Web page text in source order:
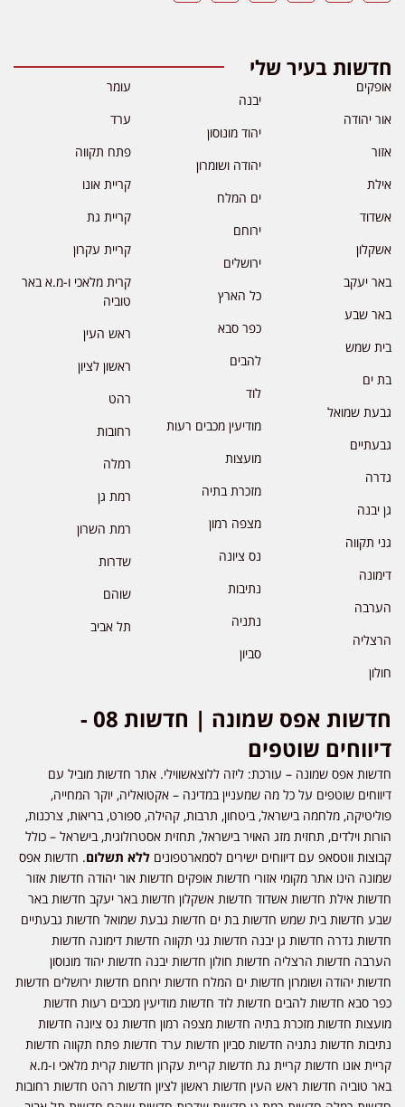
חדשות בעיר שלי
אופקים
אור יהודה
אזור
אילת
אשדוד
אשקלון
באר יעקב
באר שבע
בית שמש
בת ים
גבעת שמואל
גבעתיים
גדרה
גן יבנה
גני תקווה
דימונה
הערבה
הרצליה
חולון
יבנה
יהוד מונוסון
יהודה ושומרון
ים המלח
ירוחם
ירושלים
כל הארץ
כפר סבא
להבים
לוד
מודיעין מכבים רעות
מועצות
מזכרת בתיה
מצפה רמון
נס ציונה
נתיבות
נתניה
סביון
עומר
ערד
פתח תקווה
קריית אונו
קריית גת
קריית עקרון
קרית מלאכי ו-מ.א באר
טוביה
ראש העין
ראשון לציון
רהט
רחובות
רמלה
רמת גן
רמת השרון
שדרות
שוהם
תל אביב
חדשות אפס שמונה | חדשות 08 -
דיווחים שוטפים
חדשות אפס שמונה – עורכת: ליזה ללוצאשווילי. אתר חדשות מוביל עם
דיווחים שוטפים על כל מה שמעניין במדינה – אקטואליה, יוקר המחייה,
פוליטיקה, מלחמה בישראל, ביטחון, תרבות, קהילה, ספורט, בריאות, צרכנות,
הורות וילדים, תחזית מזג האויר בישראל, תחזית אסטרולוגית, בישראל – כולל
קבוצות ווטסאפ עם דיווחים ישירים לסמארטפונים ללא תשלום. חדשות אפס
שמונה הינו אתר מקומי אזורי חדשות אופקים חדשות אור יהודה חדשות אזור
חדשות אילת חדשות אשדוד חדשות אשקלון חדשות באר יעקב חדשות באר
שבע חדשות בית שמש חדשות בת ים חדשות גבעת שמואל חדשות גבעתיים
חדשות גדרה חדשות גן יבנה חדשות גני תקווה חדשות דימונה חדשות
הערבה חדשות הרצליה חדשות חולון חדשות יבנה חדשות יהוד מונוסון
חדשות יהודה ושומרון חדשות ים המלח חדשות ירוחם חדשות ירושלים חדשות
כפר סבא חדשות להבים חדשות לוד חדשות מודיעין מכבים רעות חדשות
מועצות חדשות מזכרת בתיה חדשות מצפה רמון חדשות נס ציונה חדשות
נתיבות חדשות נתניה חדשות סביון חדשות ערד חדשות פתח תקווה חדשות
קריית אונו חדשות קריית גת חדשות קריית עקרון חדשות קרית מלאכי ו-מ.א
באר טוביה חדשות ראש העין חדשות ראשון לציון חדשות רהט חדשות רחובות